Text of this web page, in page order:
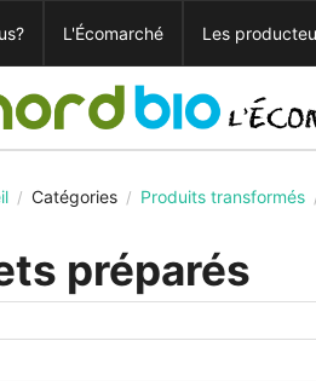
L'Écomarché Les
/ Catégories / Produits transformés
préparés